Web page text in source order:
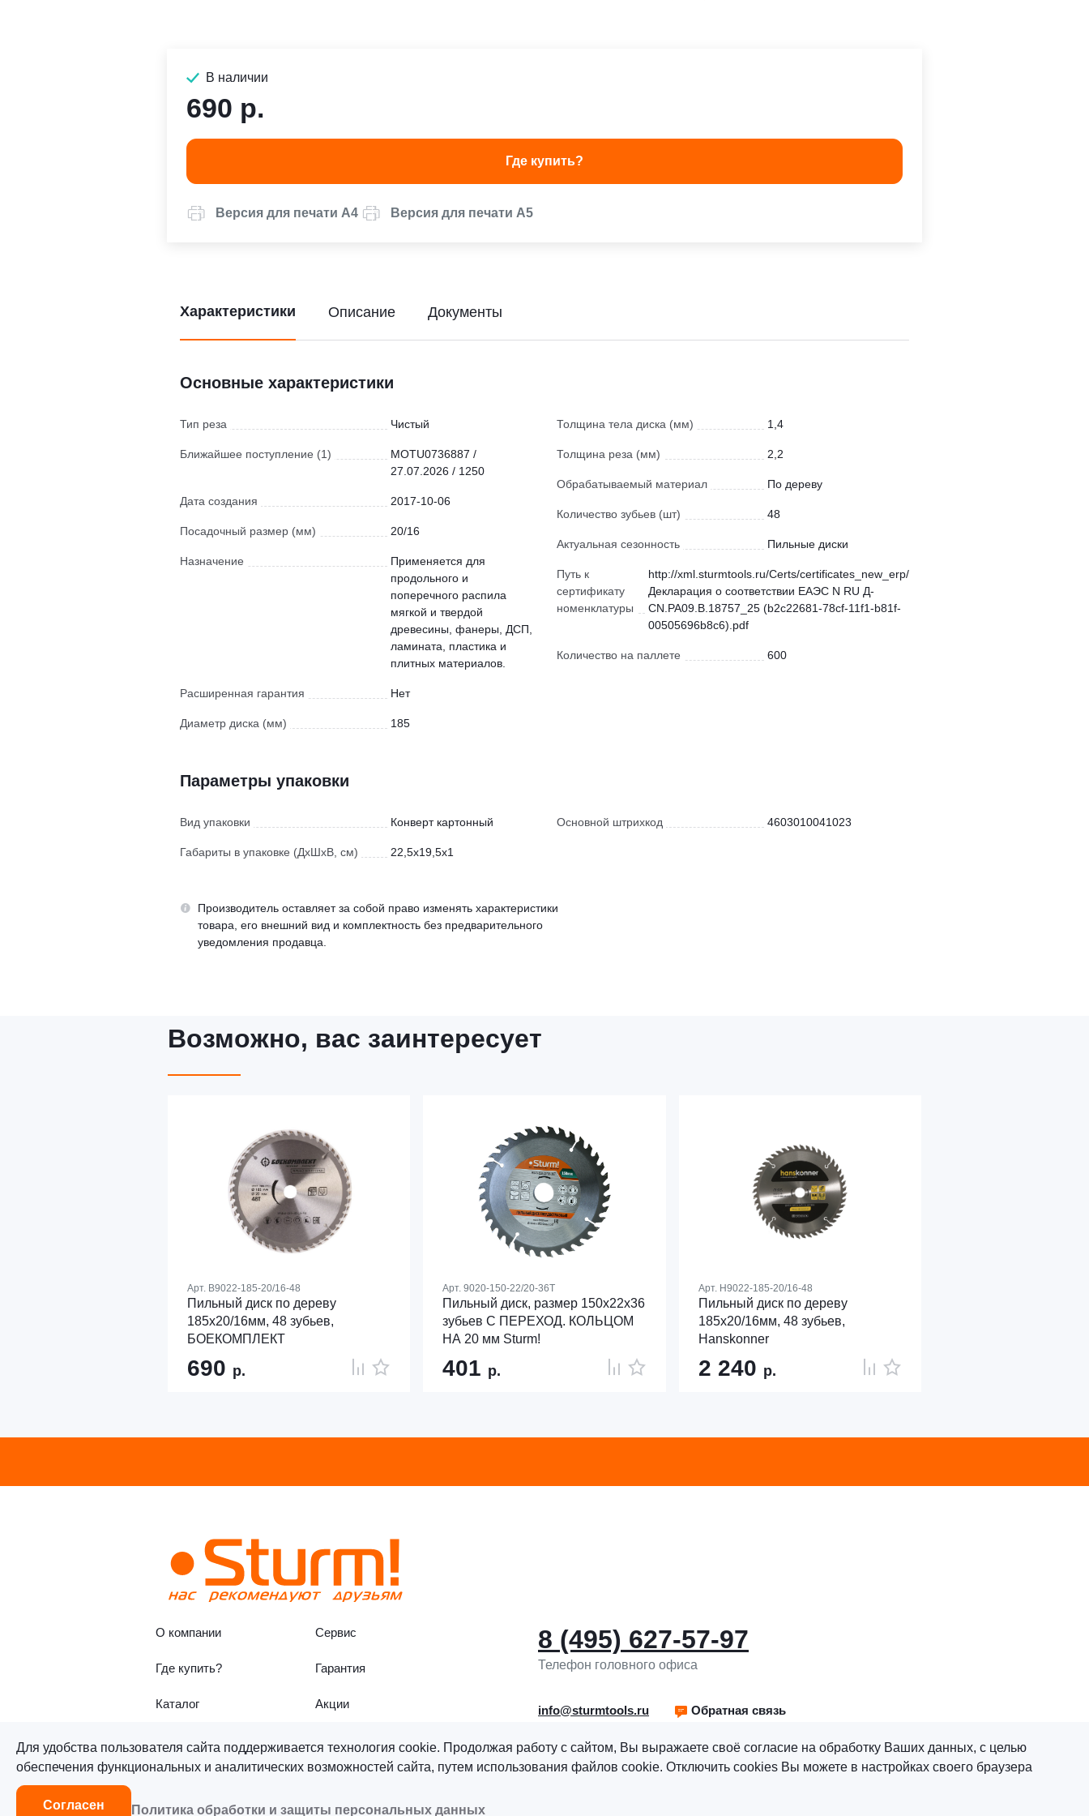
В наличии
690 р.
Где купить?
Версия для печати А4 Версия для печати А5
Характеристики
Основные характеристики
Тип реза Чистый
Ближайшее поступление (1)
MOTU0736887 /
27.07.2026 / 1250
Дата создания 2017-10-06
Посадочный размер (мм) 20/16
Назначение
Применяется для
продольного и
поперечного распила
мягкой и твердой
древесины, фанеры, ДСП,
ламината, пластика и
плитных материалов.
Расширенная гарантия Нет
Диаметр диска (мм) 185
Толщина тела диска (мм) 1,4
Толщина реза (мм) 2,2
Обрабатываемый материал По дереву
Количество зубьев (шт) 48
Актуальная сезонность Пильные диски
Путь к
сертификату
номенклатуры
http://xml.sturmtools.ru/Certs/certificates_new_erp/
Декларация о соответствии ЕАЭС N RU Д-
CN.РА09.В.18757_25 (b2c22681-78cf-11f1-b81f-
00505696b8c6).pdf
Количество на паллете 600
Параметры упаковки
Вид упаковки Конверт картонный
Габариты в упаковке (ДхШхВ, см) 22,5x19,5x1
Основной штрихкод 4603010041023
Производитель оставляет за собой право изменять характеристики
товара, его внешний вид и комплектность без предварительного
уведомления продавца.
Описание Документы
Возможно, вас заинтересует
Арт. B9022-185-20/16-48
Пильный диск по дереву
185x20/16мм, 48 зубьев,
БОЕКОМПЛЕКТ
690 р.
Арт.9020-150-22/20-36T
Пильный диск, размер 150x22x36
зубьев С ПЕРЕХОД. КОЛЬЦОМ
НА 20 мм Sturm!
401 р.
Арт. H9022-185-20/16-48
Пильный диск по дереву
185x20/16мм, 48 зубьев,
Hanskonner
2 240 р.
О компании Сервис
Где купить? Гарантия
Каталог Акции
8 (495) 627-57-97
Телефон головного офиса
info@sturmtools.ru Обратная связь
Для удобства пользователя сайта поддерживается технология cookie. Продолжая работу с сайтом, Вы выражаете своё согласие на обработку Ваших данных, с целью
обеспечения функциональных и аналитических возможностей сайта, путем использования файлов cookie. Отключить cookies Вы можете в настройках своего браузера
Согласен Политика обработки и защиты персональных данных